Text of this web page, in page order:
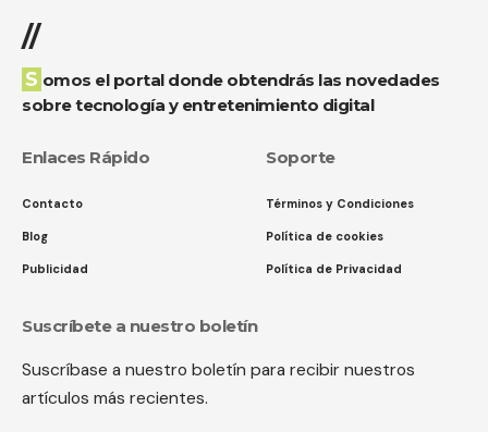
//
Somos el portal donde obtendrás las novedades
sobre tecnología y entretenimiento digital
Enlaces Rápido
Contacto
Blog
Publicidad
Soporte
Términos y Condiciones
Política de cookies
Política de Privacidad
Suscríbete a nuestro boletín
Suscríbase a nuestro boletín para recibir nuestros
artículos más recientes.